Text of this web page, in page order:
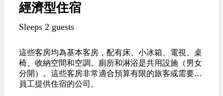
經濟型住宿
Sleeps 2 guests
這些客房均為基本客房，配有床、小冰箱、電視、桌
椅、收納空間和空調。廁所和淋浴是共用設施（男女
分開）。這些客房非常適合預算有限的旅客或需要為
員工提供住宿的公司。